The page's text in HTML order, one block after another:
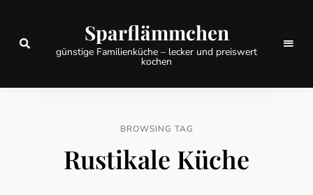
Sparflämmchen
günstige Familienküche – lecker und preiswert
kochen
BROWSING TAG
Rustikale Küche